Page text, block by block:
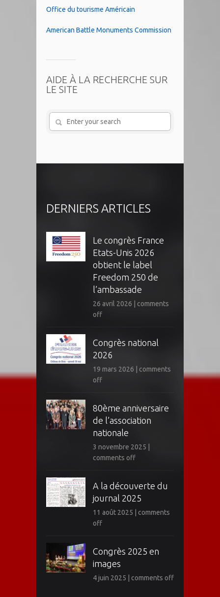
Office du tourisme Américain
American Battle Monuments Commission
AIDE À LA RECHERCHE SUR
LE SITE
DERNIERS ARTICLES
Le congrès France
Etats-Unis 2026
obtient le label
Freedom 250 de
l’ambassade
26 avril 2026 | comments
off
Congrès national
2026
19 mars 2026 | comments
off
80ème anniversaire
de l’association
nationale
3 novembre 2025 |
comments off
A la découverte du
journal 2025
11 août 2025 | comments
off
Congrès 2025 en
images
4 juin 2025 | comments off